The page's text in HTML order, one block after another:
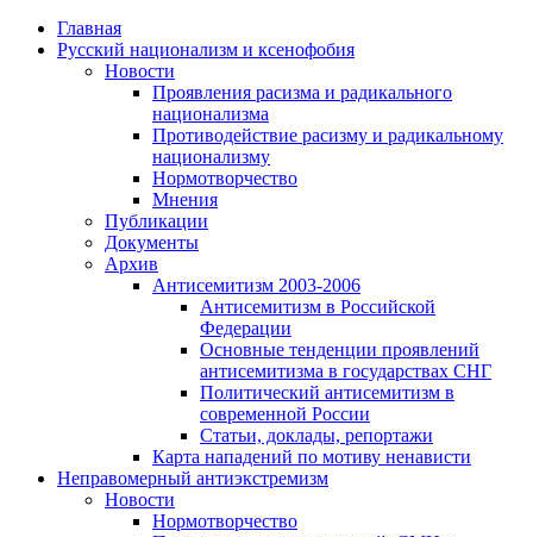
Главная
Русский национализм и ксенофобия
Новости
Проявления расизма и радикального
национализма
Противодействие расизму и радикальному
национализму
Нормотворчество
Мнения
Публикации
Документы
Архив
Антисемитизм 2003-2006
Антисемитизм в Российской
Федерации
Основные тенденции проявлений
антисемитизма в государствах СНГ
Политический антисемитизм в
современной России
Статьи, доклады, репортажи
Карта нападений по мотиву ненависти
Неправомерный антиэкстремизм
Новости
Нормотворчество